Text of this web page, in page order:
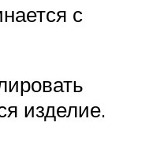
с
изделие.